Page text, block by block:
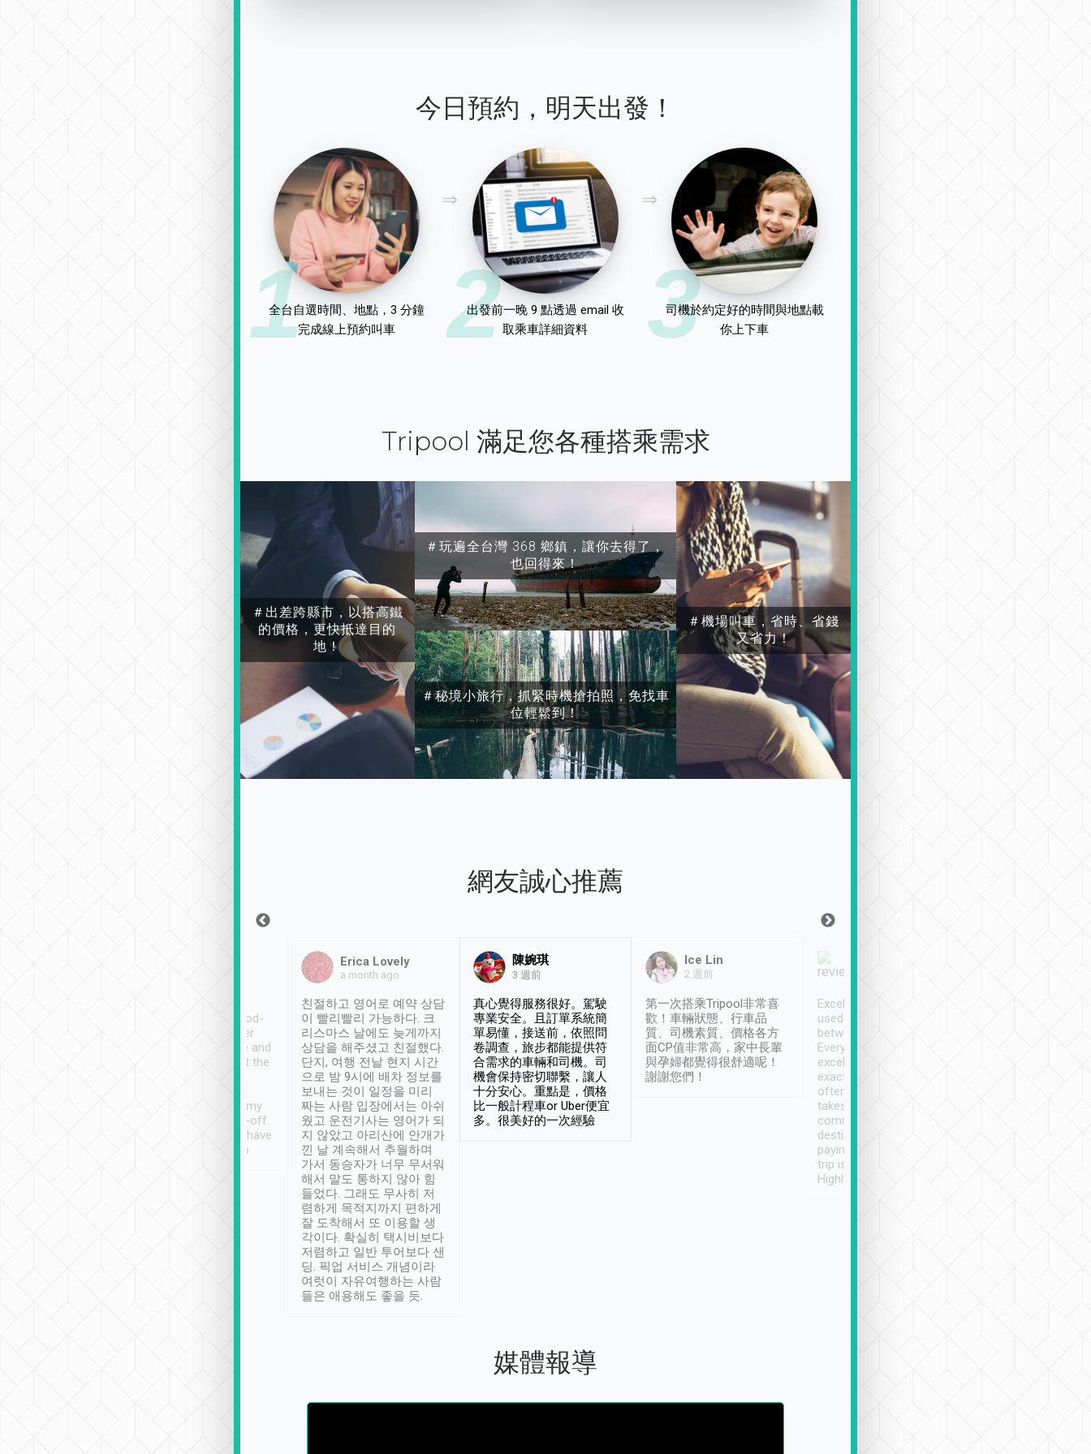
今日預約，明天出發！
1
全台自選時間、地點，3 分鐘
完成線上預約叫車
2
出發前一晚 9 點透過 email 收
取乘車詳細資料
3
司機於約定好的時間與地點載
你上下車
Tripool 滿足您各種搭乘需求
＃出差跨縣市，以搭高鐵
的價格，更快抵達目的
地！
＃玩遍全台灣 368 鄉鎮，讓你去得了，
也回得來！
＃秘境小旅行，抓緊時機搶拍照，免找車
位輕鬆到！
＃機場叫車，省時、省錢
又省力！
網友誠心推薦
service, vehicles in good-
condition and the driver
service was awesome and
thoughtful. Driver went the
have safely arrived at my
destination after drop-off.
Definitely something I have
not seen elsewhere 👍
Erica Lovely
a month ago
친절하고 영어로 예약 상담
이 빨리빨리 가능하다. 크
리스마스 날에도 늦게까지
상담을 해주셨고 친절했다.
단지, 여행 전날 현지 시간
으로 밤 9시에 배차 정보를
보내는 것이 일정을 미리
짜는 사람 입장에서는 아쉬
웠고 운전기사는 영어가 되
지 않았고 아리산에 안개가
낀 날 계속해서 추월하며
가서 동승자가 너무 무서워
해서 말도 통하지 않아 힘
들었다. 그래도 무사히 저
렴하게 목적지까지 편하게
잘 도착해서 또 이용할 생
각이다. 확실히 택시비보다
저렴하고 일반 투어보다 샌
딩. 픽업 서비스 개념이라
여럿이 자유여행하는 사람
들은 애용해도 좋을 듯.
陳婉琪
3 週前
真心覺得服務很好。駕駛
專業安全。且訂單系統簡
單易懂，接送前，依照問
卷調查，旅步都能提供符
合需求的車輛和司機。司
機會保持密切聯繫，讓人
十分安心。重點是，價格
比一般計程車or Uber便宜
多。很美好的一次經驗
Ice Lin
2 週前
第一次搭乘Tripool非常喜
歡！車輛狀態、行車品
質、司機素質、價格各方
面CP值非常高，家中長輩
與孕婦都覺得很舒適呢！
謝謝您們！
Excellent service. We have
used Tripool to travel
between cities in Taiwan.
Every driver has been
excellent and arrives
exactly on time. As there is
often limited English it
takes the difficulty out of
communicating the
destination details and
paying online prior to the
trip is very convenient.
Highly recommended
媒體報導